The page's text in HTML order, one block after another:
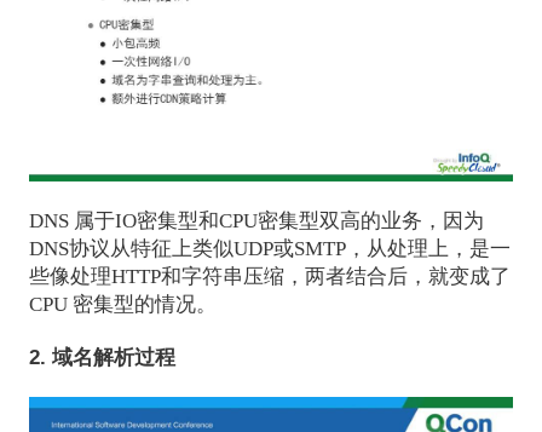
DNS 属于IO密集型和CPU密集型双高的业务，因为
DNS协议从特征上类似UDP或SMTP，从处理上，是一
些像处理HTTP和字符串压缩，两者结合后，就变成了
CPU 密集型的情况。
2. 域名解析过程